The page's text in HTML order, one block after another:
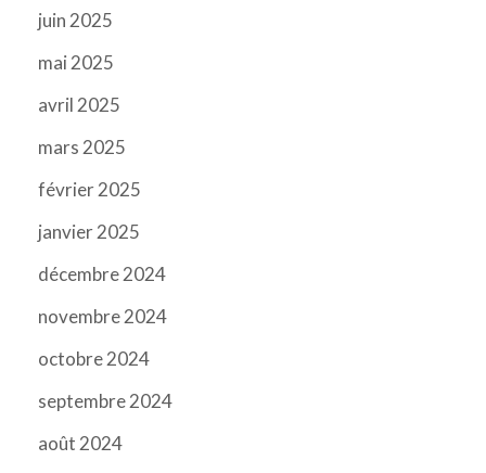
juin 2025
mai 2025
avril 2025
mars 2025
février 2025
janvier 2025
décembre 2024
novembre 2024
octobre 2024
septembre 2024
août 2024